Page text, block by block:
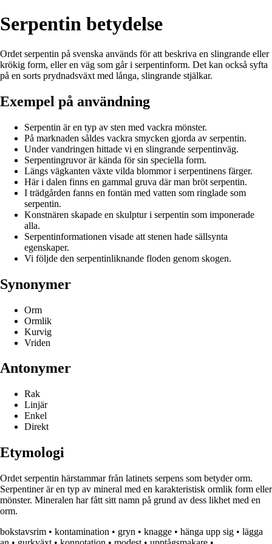
Serpentin betydelse
Ordet serpentin på svenska används för att beskriva en slingrande eller
krökig form, eller en väg som går i serpentinform. Det kan också syfta
på en sorts prydnadsväxt med långa, slingrande stjälkar.
Exempel på användning
Serpentin är en typ av sten med vackra mönster.
På marknaden såldes vackra smycken gjorda av serpentin.
Under vandringen hittade vi en slingrande serpentinväg.
Serpentingruvor är kända för sin speciella form.
Längs vägkanten växte vilda blommor i serpentinens färger.
Här i dalen finns en gammal gruva där man bröt serpentin.
I trädgården fanns en fontän med vatten som ringlade som
serpentin.
Konstnären skapade en skulptur i serpentin som imponerade
alla.
Serpentinformationen visade att stenen hade sällsynta
egenskaper.
Vi följde den serpentinliknande floden genom skogen.
Synonymer
Orm
Ormlik
Kurvig
Vriden
Antonymer
Rak
Linjär
Enkel
Direkt
Etymologi
Ordet serpentin härstammar från latinets serpens som betyder orm.
Serpentiner är en typ av mineral med en karakteristisk ormlik form eller
mönster. Mineralen har fått sitt namn på grund av dess likhet med en
orm.
bokstavsrim • kontamination • gryn • knagge • hänga upp sig • lägga